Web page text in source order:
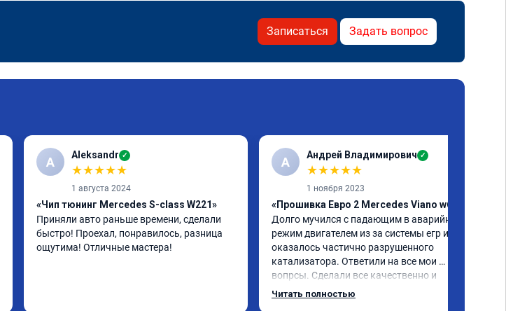
Записаться Задать вопрос
A Aleksandr ✓
★★★★★
1 августа 2024
«Чип тюнинг Mercedes S-class W221»
Приняли авто раньше времени, сделали
быстро! Проехал, понравилось, разница
ощутима! Отличные мастера!
А Андрей Владимирович ✓
★★★★★
1 ноября 2023
«Прошивка Евро 2 Mercedes Viano w639»
Долго мучился с падающим в аварийный
режим двигателем из за системы егр и как
оказалось частично разрушенного
катализатора. Ответили на все мои
вопрсы. Сделали все качественно и
несмотря на конец рабочего дня
Читать полностью